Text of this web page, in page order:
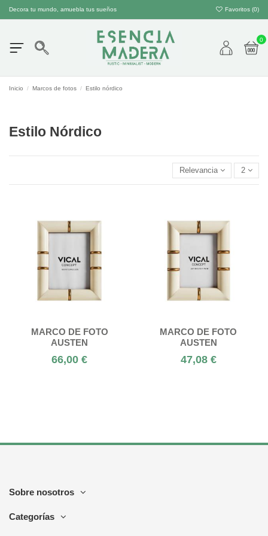
Decora tu mundo, amuebla tus sueños Favoritos (0)
0
Inicio Marcos de fotos Estilo nórdico
Estilo Nórdico
Relevancia 2
MARCO DE FOTO
AUSTEN
66,00 €
MARCO DE FOTO
AUSTEN
47,08 €
Sobre nosotros
Categorías